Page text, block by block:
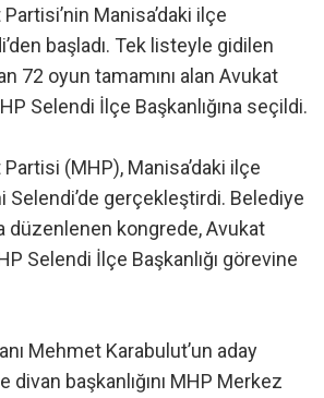
Manisa’daki ilçe
başladı. Tek listeyle gidilen
72 oyun tamamını alan Avukat
Selendi İlçe Başkanlığına seçildi.
(MHP), Manisa’daki ilçe
Selendi’de gerçekleştirdi. Belediye
düzenlenen kongrede, Avukat
Selendi İlçe Başkanlığı görevine
Mehmet Karabulut’un aday
divan başkanlığını MHP Merkez